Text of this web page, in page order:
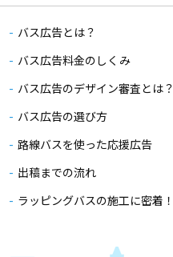
バス広告とは？
バス広告料金のしくみ
バス広告のデザイン審査とは？
バス広告の選び方
路線バスを使った応援広告
出稿までの流れ
ラッピングバスの施工に密着！